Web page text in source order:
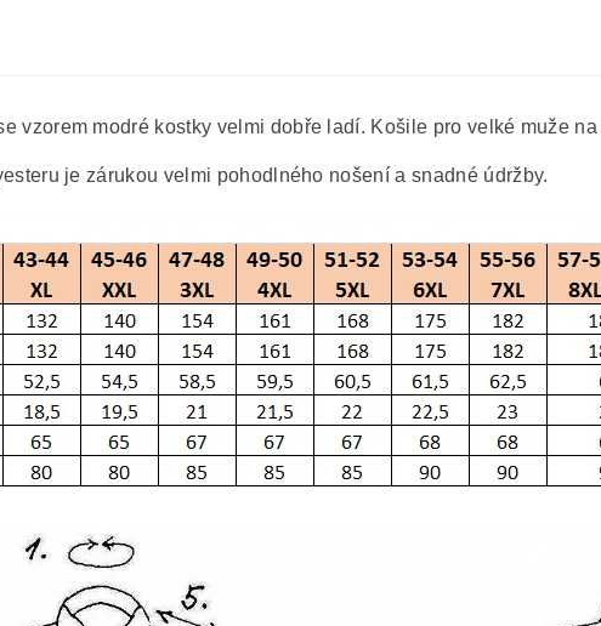
vzorem modré kostky velmi dobře ladí. Košile pro velké muže
je zárukou velmi pohodlného nošení a snadné údržby.